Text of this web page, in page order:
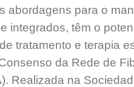
para o
integrados, têm o
tratamento e terapia
da Rede de
Realizada na